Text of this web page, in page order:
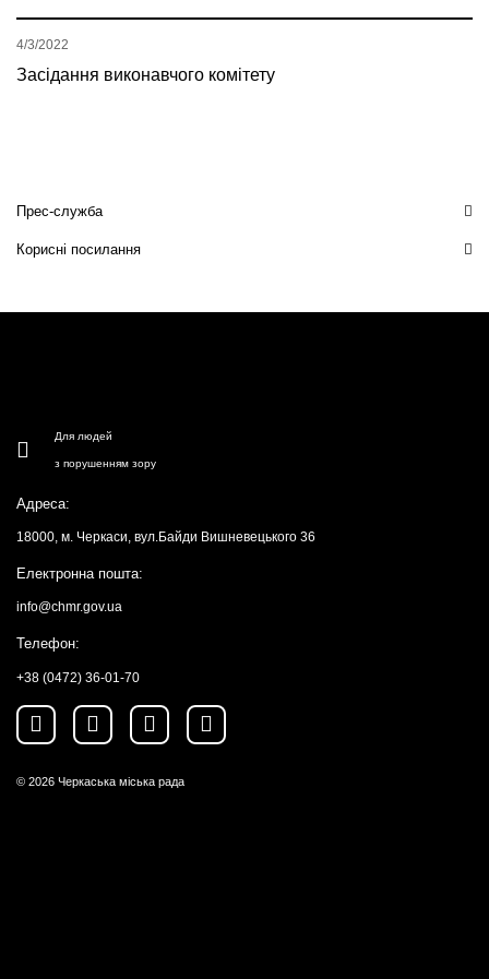
Засідання виконавчого комітету
4/3/2022
Прес-служба
Корисні посилання
Для людей
з порушенням зору
Адреса:
18000, м. Черкаси, вул.Байди Вишневецького 36
Електронна пошта:
info@chmr.gov.ua
Телефон:
+38 (0472) 36-01-70
© 2026 Черкаська міська рада